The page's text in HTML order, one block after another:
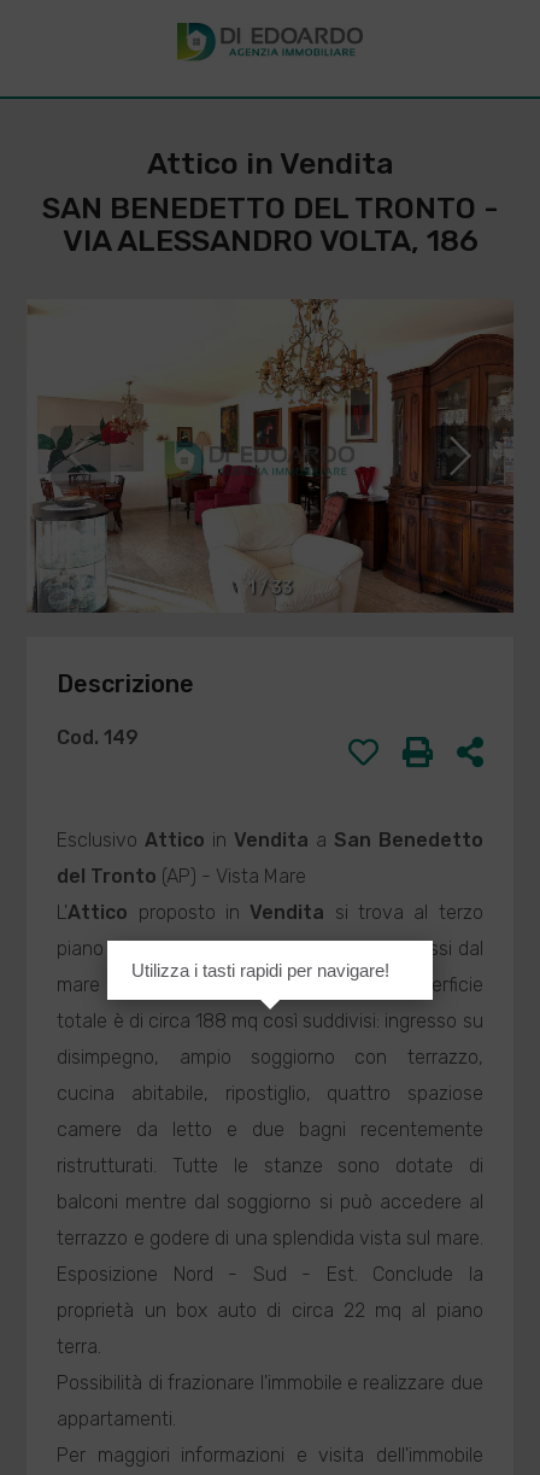
Attico in Vendita
SAN BENEDETTO DEL TRONTO -
VIA ALESSANDRO VOLTA, 186
1/33
Descrizione
Cod. 149
EsclusivoAttico in Vendita a San Benedetto
del Tronto (AP) - Vista Mare
L'Attico proposto in Vendita si trova al terzo
piano di un condominio sito a pochissimi passi dal
mare e da tutti i principali servizi. La superficie
totale è di circa 188 mq così suddivisi: ingresso su
disimpegno, ampio soggiorno con terrazzo,
cucina abitabile, ripostiglio, quattro spaziose
camere da letto e due bagni recentemente
ristrutturati. Tutte le stanze sono dotate di
balconi mentre dal soggiorno si può accedere al
terrazzo e godere di una splendida vista sul mare.
Esposizione Nord - Sud - Est. Conclude la
proprietà un box auto di circa 22 mq al piano
terra.
Possibilità di frazionare l'immobile e realizzare due
appartamenti.
Per maggiori informazioni e visita dell'immobile
Utilizza i tasti rapidi per navigare!